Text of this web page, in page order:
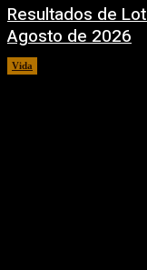
Resultados de
Agosto de 2026
Vida